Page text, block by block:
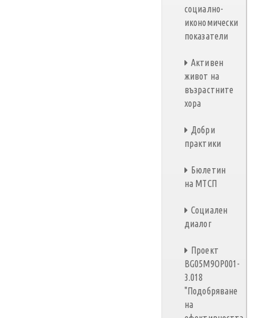
социално-
икономически
показатели
Активен
живот на
възрастните
хора
Добри
практики
Бюлетин
на МТСП
Социален
диалог
Проект
BG05M9OP001-
3.018
"Подобряване
на